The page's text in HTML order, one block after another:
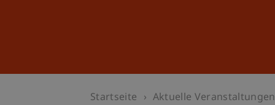
Startseite Aktuelle Veranstaltungen